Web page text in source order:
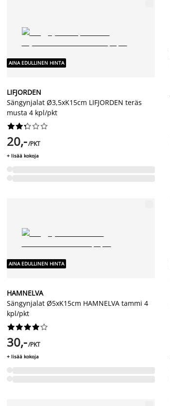
AINA EDULLINEN HINTA
LIFJORDEN
Sängynjalat Ø3,5xK15cm LIFJORDEN teräs
musta 4 kpl/pkt






20,-/PKT
+ lisää kokoja
AINA EDULLINEN HINTA
HAMNELVA
Sängynjalat Ø5xK15cm HAMNELVA tammi 4
kpl/pkt






30,-/PKT
+ lisää kokoja